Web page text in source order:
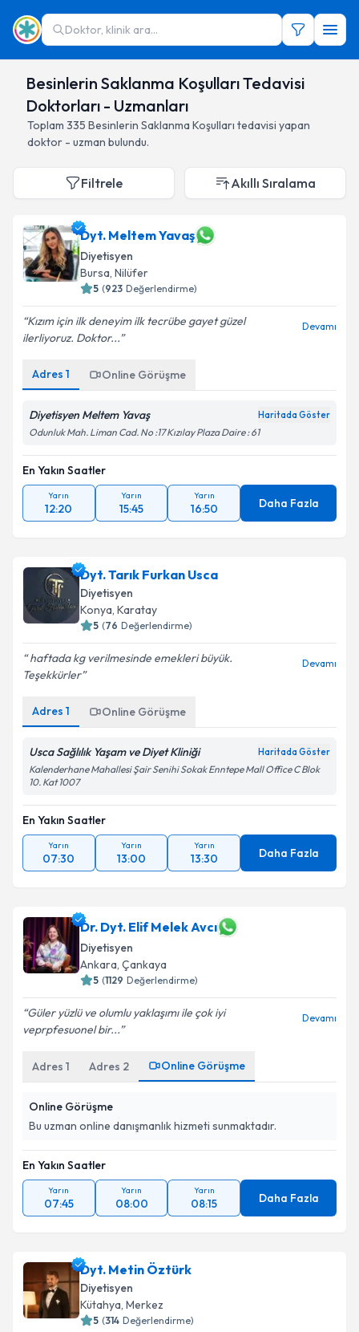
Doktor, klinik ara...
Besinlerin Saklanma Koşulları Tedavisi
Doktorları - Uzmanları
Toplam 335 Besinlerin Saklanma Koşulları tedavisi yapan
doktor - uzman bulundu.
Filtrele Akıllı Sıralama
Dyt. Meltem Yavaş
Diyetisyen
Bursa, Nilüfer
5 (923 Değerlendirme)
Kızım için ilk deneyim ilk tecrübe gayet güzel
ilerliyoruz. Doktor...
Devamı
Adres 1 Online Görüşme
Diyetisyen Meltem Yavaş Haritada Göster
Odunluk Mah. Liman Cad. No :17 Kızılay Plaza Daire : 61
En Yakın Saatler
Yarın
12:20
Yarın
15:45
Yarın
16:50 Daha Fazla
Dyt. Tarık Furkan Usca
Diyetisyen
Konya, Karatay
5 (76 Değerlendirme)
haftada kg verilmesinde emekleri büyük.
Teşekkürler
Devamı
Adres 1 Online Görüşme
Usca Sağlılık Yaşam ve Diyet Kliniği Haritada Göster
Kalenderhane Mahallesi Şair Senihi Sokak Enntepe Mall Office C Blok
10. Kat 1007
En Yakın Saatler
Yarın
07:30
Yarın
13:00
Yarın
13:30 Daha Fazla
Dr. Dyt. Elif Melek Avcı
Diyetisyen
Ankara, Çankaya
5 (1129 Değerlendirme)
Güler yüzlü ve olumlu yaklaşımı ile çok iyi
veprpfesuonel bir...
Devamı
Adres 1 Adres 2 Online Görüşme
Online Görüşme
Bu uzman online danışmanlık hizmeti sunmaktadır.
En Yakın Saatler
Yarın
07:45
Yarın
08:00
Yarın
08:15 Daha Fazla
Dyt. Metin Öztürk
Diyetisyen
Kütahya, Merkez
5 (314 Değerlendirme)